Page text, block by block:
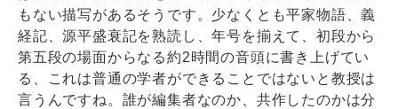
もない描写があるそうです。少なくとも平家物語、義
経記、源平盛衰記を熟読し、年号を揃えて、初段から
第五段の場面からなる約2時間の音頭に書き上げてい
る、これは普通の学者ができることではないと教授は
言うんですね。誰が編集者なのか、共作したのかは分